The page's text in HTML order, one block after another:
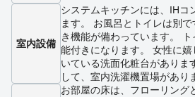
室内設備
システムキッチンには、IHコ
ます。 お風呂とトイレは別
き機能が備わっています。
能付きになります。 女性に
いている洗面化粧台がありま
して、室内洗濯機置場があり
お部屋の床は、フローリング